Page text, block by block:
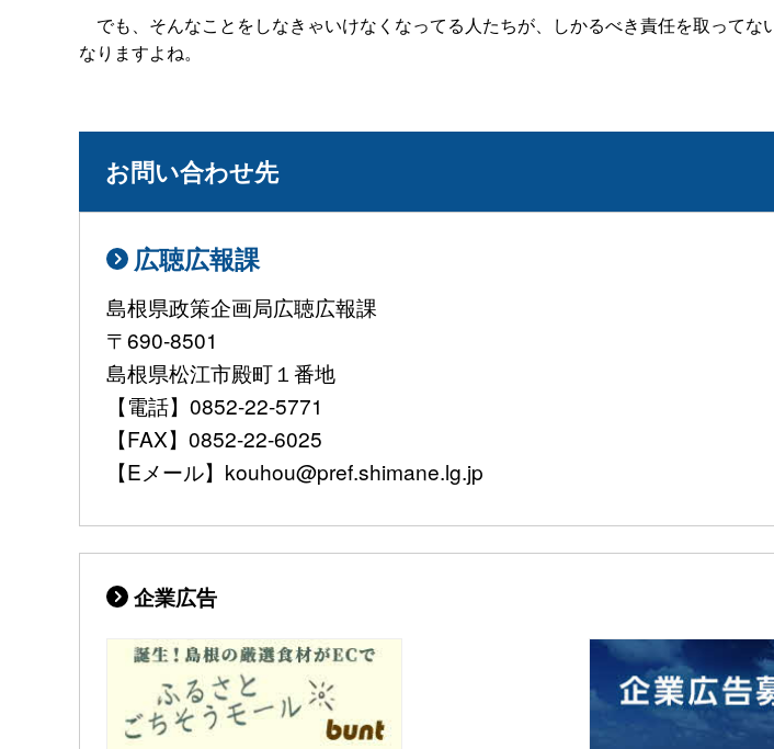
でも、そんなことをしなきゃいけなくなってる人たちが、しかるべき責任を取って
なりますよね。
お問い合わせ先
広聴広報課
島根県政策企画局広聴広報課
〒690-8501
島根県松江市殿町１番地
【電話】0852-22-5771
【FAX】0852-22-6025
【Eメール】kouhou@pref.shimane.lg.jp
企業広告